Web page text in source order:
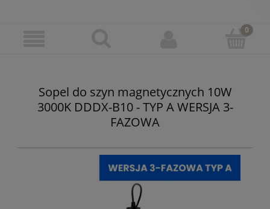
Sopel do szyn magnetycznych 10W
3000K DDDX-B10 - TYP A WERSJA 3-
FAZOWA